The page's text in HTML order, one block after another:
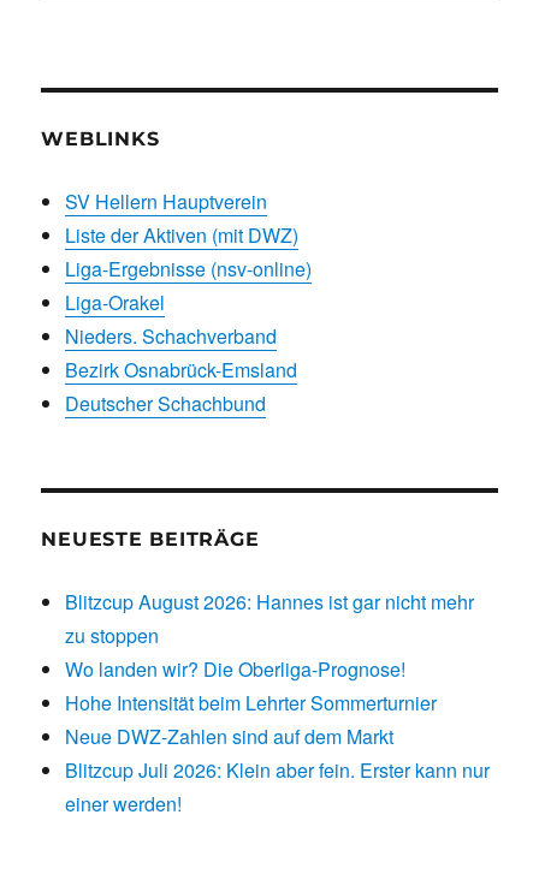
WEBLINKS
SV Hellern Hauptverein
Liste der Aktiven (mit DWZ)
Liga-Ergebnisse (nsv-online)
Liga-Orakel
Nieders. Schachverband
Bezirk Osnabrück-Emsland
Deutscher Schachbund
NEUESTE BEITRÄGE
Blitzcup August 2026: Hannes ist gar nicht mehr
zu stoppen
Wo landen wir? Die Oberliga-Prognose!
Hohe Intensität beim Lehrter Sommerturnier
Neue DWZ-Zahlen sind auf dem Markt
Blitzcup Juli 2026: Klein aber fein. Erster kann nur
einer werden!